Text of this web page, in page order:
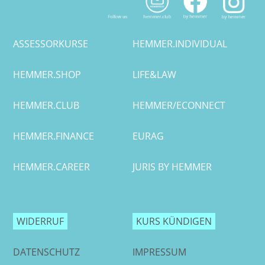
ASSESSORKURSE HEMMER.INDIVIDUAL
HEMMER.SHOP LIFE&LAW
HEMMER.CLUB HEMMER/ECONNECT
HEMMER.FINANCE EURAG
HEMMER.CAREER JURIS BY HEMMER
WIDERRUF KURS KÜNDIGEN
DATENSCHUTZ IMPRESSUM
Düsseldorf
Erlangen
Frankfurt/Main
Frankfurt/O.
Freiburg
Greifswald